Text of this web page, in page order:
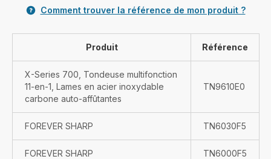
Comment trouver la référence de mon produit ?
Produit Référence
X-Series 700, Tondeuse multifonction
11-en-1, Lames en acier inoxydable
carbone auto-affûtantes
TN9610E0
FOREVER SHARP TN6030F5
FOREVER SHARP TN6000F5